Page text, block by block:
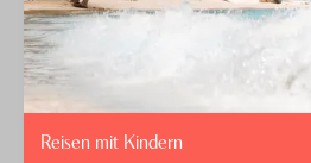
Reisen mit Kindern